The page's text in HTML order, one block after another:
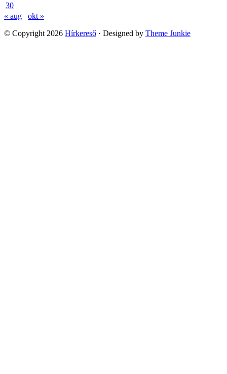
30
« aug
okt »
© Copyright 2026 Hírkereső · Designed by Theme Junkie